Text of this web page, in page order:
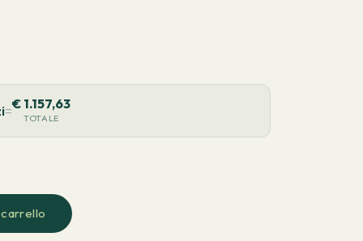
=€ 1.157,63
TOTALE